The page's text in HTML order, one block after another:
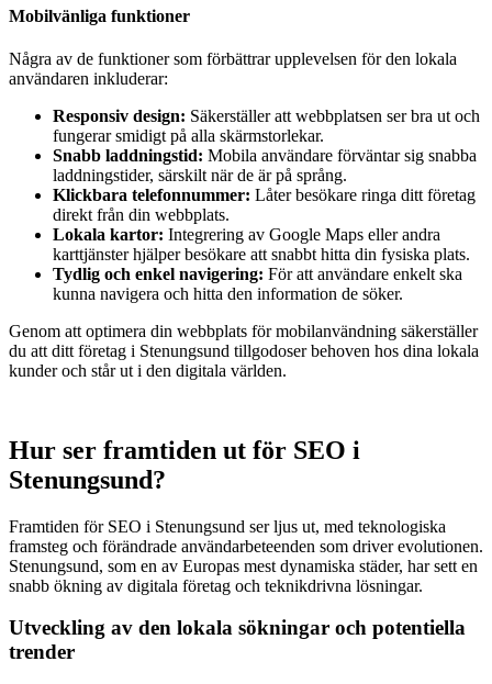
Mobilvänliga funktioner
Några av de funktioner som förbättrar upplevelsen för den lokala
användaren inkluderar:
Responsiv design: Säkerställer att webbplatsen ser bra ut och
fungerar smidigt på alla skärmstorlekar.
Snabb laddningstid: Mobila användare förväntar sig snabba
laddningstider, särskilt när de är på språng.
Klickbara telefonnummer: Låter besökare ringa ditt företag
direkt från din webbplats.
Lokala kartor: Integrering av Google Maps eller andra
karttjänster hjälper besökare att snabbt hitta din fysiska plats.
Tydlig och enkel navigering: För att användare enkelt ska
kunna navigera och hitta den information de söker.
Genom att optimera din webbplats för mobilanvändning säkerställer
du att ditt företag i Stenungsund tillgodoser behoven hos dina lokala
kunder och står ut i den digitala världen.
Hur ser framtiden ut för SEO i
Stenungsund?
Framtiden för SEO i Stenungsund ser ljus ut, med teknologiska
framsteg och förändrade användarbeteenden som driver evolutionen.
Stenungsund, som en av Europas mest dynamiska städer, har sett en
snabb ökning av digitala företag och teknikdrivna lösningar.
Utveckling av den lokala sökningar och potentiella
trender